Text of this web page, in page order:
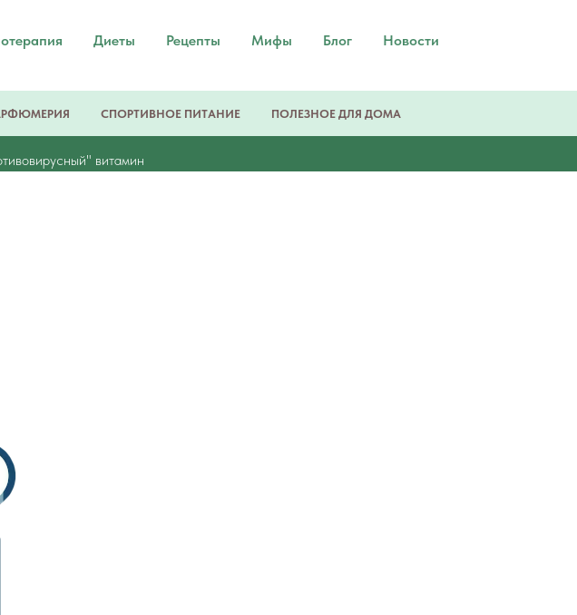
Диеты Рецепты Мифы Блог Новости
СПОРТИВНОЕ ПИТАНИЕ ПОЛЕЗНОЕ ДЛЯ ДОМА
витамин